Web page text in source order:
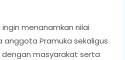
menanamkan nilai
anggota Pramuka sekaligus
masyarakat serta